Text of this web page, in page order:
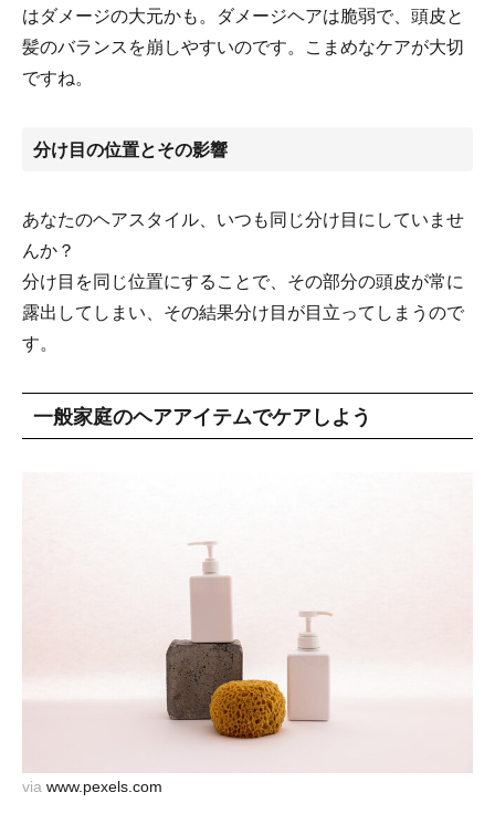
はダメージの大元かも。ダメージヘアは脆弱で、頭皮と
髪のバランスを崩しやすいのです。こまめなケアが大切
ですね。
分け目の位置とその影響
あなたのヘアスタイル、いつも同じ分け目にしていませ
んか？
分け目を同じ位置にすることで、その部分の頭皮が常に
露出してしまい、その結果分け目が目立ってしまうので
す。
一般家庭のヘアアイテムでケアしよう
via www.pexels.com